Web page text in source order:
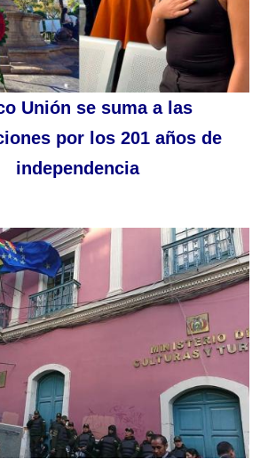
Unión se suma a las
por los 201 años de
independencia